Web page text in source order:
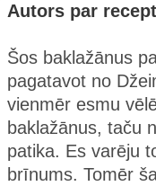
Autors par
Šos baklažānus
pagatavot no
vienmēr esmu
baklažānus, taču
patika. Es varēju
brīnums. Tomēr